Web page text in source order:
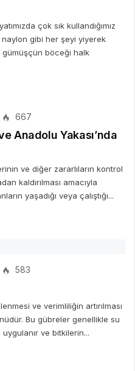
çok sık kullandığımız
gibi her şeyi yiyerek
gümüşçün böceği halk
667
Anadolu Yakası’nda
ve diğer zararlıların kontrol
kaldırılması amacıyla
yaşadığı veya çalıştığı...
583
ve verimliliğin artırılması
Bu gübreler genellikle su
ve bitkilerin...